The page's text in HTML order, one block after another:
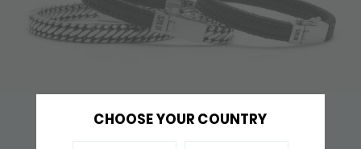
CHOOSE YOUR COUNTRY